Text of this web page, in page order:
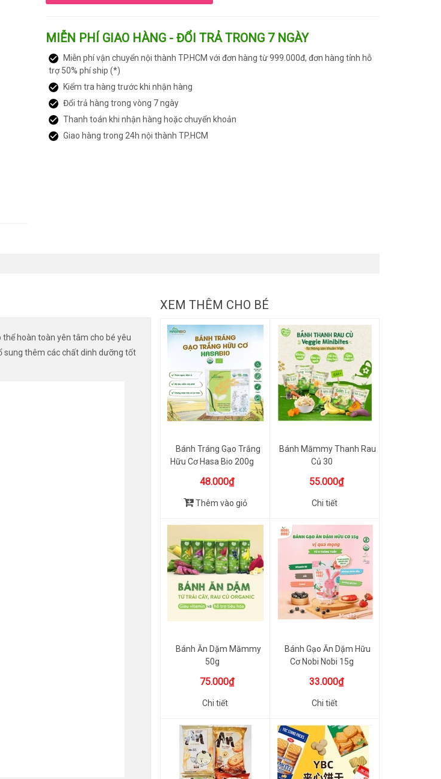
MIỄN PHÍ GIAO HÀNG - ĐỔI TRẢ TRONG 7 NGÀY
Miễn phí vận chuyển nội thành TP.HCM với đơn hàng từ 999.000đ, đơn hàng tỉnh hỗ
trợ 50% phí ship (*)
Kiểm tra hàng trước khi nhận hàng
Đổi trả hàng trong vòng 7 ngày
Thanh toán khi nhận hàng hoặc chuyển khoản
Giao hàng trong 24h nội thành TP.HCM
hoàn toàn yên tâm cho bé yêu
sung thêm các chất dinh dưỡng tốt
XEM THÊM CHO BÉ
Bánh Tráng Gạo Trắng
Hữu Cơ Hasa Bio 200g
48.000₫
Thêm vào giỏ
Bánh Mămmy Thanh Rau
Củ 30
55.000₫
Chi tiết
Bánh Ăn Dặm Mămmy
50g
75.000₫
Chi tiết
Bánh Gạo Ăn Dặm Hữu
Cơ Nobi Nobi 15g
33.000₫
Chi tiết